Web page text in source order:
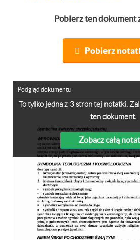
Pobierz ten dokument
Pobierz
To tylko jedna z 3 stron tej notatki.
ten dokument.
Zobacz całą
Podgląd dokumentu